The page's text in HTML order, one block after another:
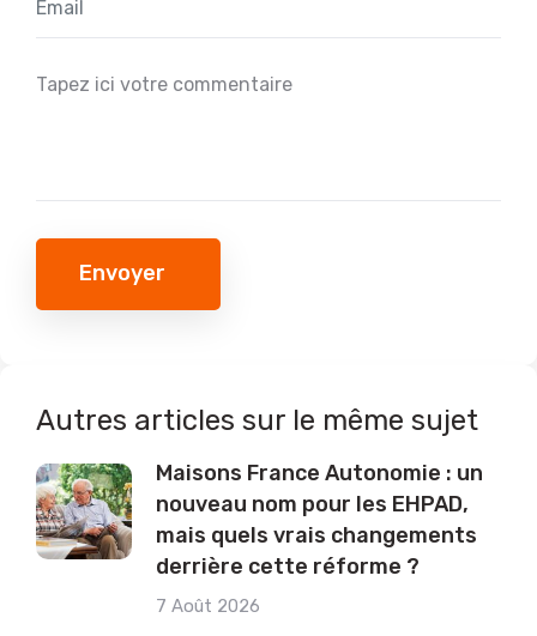
Envoyer
Autres articles sur le même sujet
Maisons France Autonomie : un
nouveau nom pour les EHPAD,
mais quels vrais changements
derrière cette réforme ?
7 Août 2026